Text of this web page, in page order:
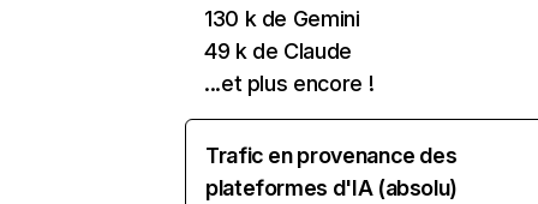
130 k de Gemini
49 k de Claude
...et plus encore !
Trafic en provenance des
plateformes d'IA (absolu)